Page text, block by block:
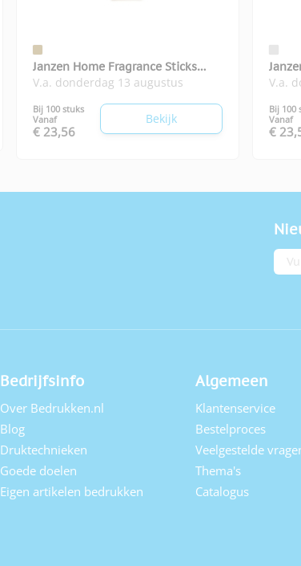
Janzen Home Fragrance Sticks
Euphoria
V.a. donderdag 13 augustus
Bij 100 stuks
Vanaf
€ 23,56
Bekijk
V.a.
Bij 100
Vanaf
€
E-
Bedrijfsinfo
Over Bedrukken.nl
Blog
Druktechnieken
Goede doelen
Eigen artikelen bedrukken
Algemeen
Klantenservice
Bestelproces
Veelgestelde
Thema's
Catalogus